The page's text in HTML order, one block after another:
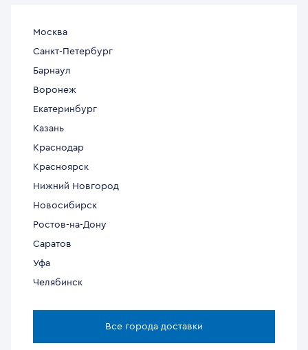
Москва
Санкт-Петербург
Барнаул
Воронеж
Екатеринбург
Казань
Краснодар
Красноярск
Нижний Новгород
Новосибирск
Ростов-на-Дону
Саратов
Уфа
Челябинск
Все города доставки